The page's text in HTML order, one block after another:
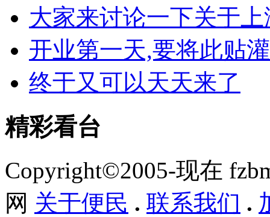
大家来讨论一下关于
开业第一天,要将此贴
终于又可以天天来了
精彩看台
Copyright©2005-现在
网 关于便民 . 联系我们 .